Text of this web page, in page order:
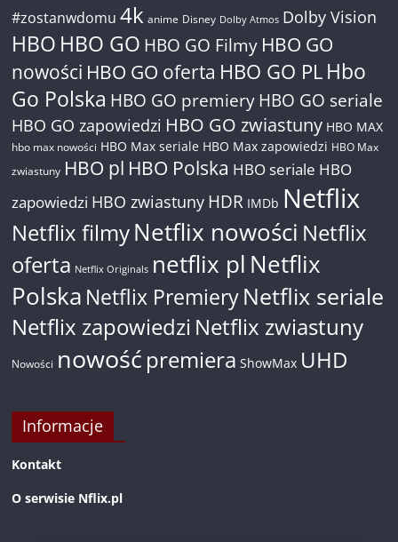
#zostanwdomu 4k anime Disney Dolby Atmos Dolby Vision
HBO HBO GO HBO GO Filmy HBO GO
nowości HBO GO oferta HBO GO PL Hbo
Go Polska HBO GO premiery HBO GO seriale
HBO GO zapowiedzi HBO GO zwiastuny HBO MAX
hbo max nowości HBO Max seriale HBO Max zapowiedzi HBO Max
zwiastuny HBO pl HBO Polska HBO seriale HBO
zapowiedzi HBO zwiastuny HDR IMDb Netflix
Netflix filmyNetflix nowości Netflix
oferta Netflix Originals netflix pl Netflix
Polska Netflix PremieryNetflix seriale
Netflix zapowiedzi Netflix zwiastuny
Nowości nowość premiera ShowMax UHD
Informacje
Kontakt
O serwisie Nflix.pl